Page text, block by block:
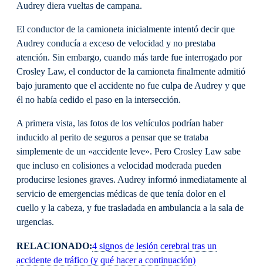
Audrey diera vueltas de campana.
El conductor de la camioneta inicialmente intentó decir que
Audrey conducía a exceso de velocidad y no prestaba
atención. Sin embargo, cuando más tarde fue interrogado por
Crosley Law, el conductor de la camioneta finalmente admitió
bajo juramento que el accidente no fue culpa de Audrey y que
él no había cedido el paso en la intersección.
A primera vista, las fotos de los vehículos podrían haber
inducido al perito de seguros a pensar que se trataba
simplemente de un «accidente leve». Pero Crosley Law sabe
que incluso en colisiones a velocidad moderada pueden
producirse lesiones graves. Audrey informó inmediatamente al
servicio de emergencias médicas de que tenía dolor en el
cuello y la cabeza, y fue trasladada en ambulancia a la sala de
urgencias.
RELACIONADO:4 signos de lesión cerebral tras un
accidente de tráfico (y qué hacer a continuación)